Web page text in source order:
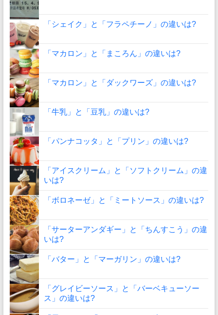
「シェイク」と「フラペチーノ」の違いは?
「マカロン」と「まころん」の違いは?
「マカロン」と「ダックワーズ」の違いは?
「牛乳」と「豆乳」の違いは?
「パンナコッタ」と「プリン」の違いは?
「アイスクリーム」と「ソフトクリーム」の違
いは?
「ボロネーゼ」と「ミートソース」の違いは?
「サーターアンダギー」と「ちんすこう」の違
いは?
「バター」と「マーガリン」の違いは?
「グレイビーソース」と「バーベキューソー
ス」の違いは?